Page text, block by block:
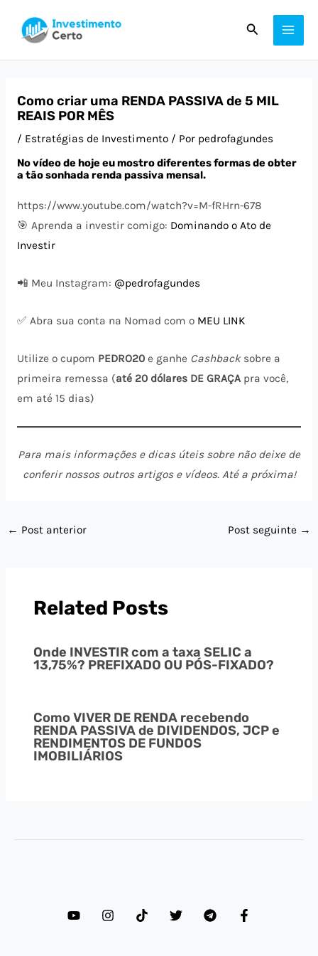
para
Pesquisar
Como criar uma RENDA PASSIVA de 5 MIL
REAIS POR MÊS
/ Estratégias de Investimento/ Por pedrofagundes
No vídeo de hoje eu mostro diferentes formas de obter
a tão sonhada renda passiva mensal.
https://www.youtube.com/watch?v=M-fRHrn-678
🎯 Aprenda a investir comigo: Dominando o Ato de
Investir
📲 Meu Instagram: @pedrofagundes
✅ Abra sua conta na Nomad com o MEU LINK
Utilize o cupom PEDRO20e ganhe Cashbacksobre a
primeira remessa (até 20 dólares DE GRAÇApra você,
em até 15 dias)
Para mais informações e dicas úteis sobre não deixe de
conferir nossos outros artigos e vídeos. Até a próxima!
navigation
← Post anterior Post seguinte →
Related Posts
Onde INVESTIR com a taxa SELIC a
13,75%? PREFIXADO OU PÓS-FIXADO?
Como VIVER DE RENDA recebendo
RENDA PASSIVA de DIVIDENDOS, JCP e
RENDIMENTOS DE FUNDOS
IMOBILIÁRIOS